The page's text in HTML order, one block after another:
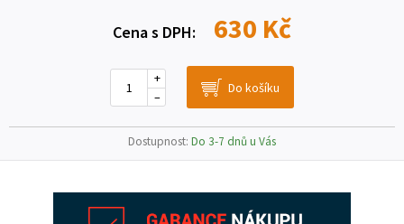
Cena s DPH: 630 Kč
–
+
Dostupnost: Do 3-7 dnů u Vás